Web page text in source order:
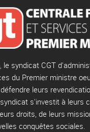
le syndicat CGT
du Premier ministre
leurs
s'investit à leurs
droits, de leurs
conquêtes sociales.